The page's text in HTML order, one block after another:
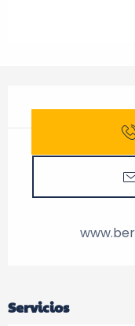
Horarios y
Servicios